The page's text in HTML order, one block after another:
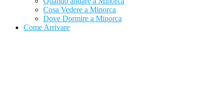
Cosa Vedere a Minorca
Dove Dormire a Minorca
Come Arrivare